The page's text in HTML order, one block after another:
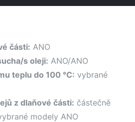
části: ANO
s oleji: ANO/ANO
teplu do 100 °C: vybrané
z dlaňové části: částečně
modely ANO